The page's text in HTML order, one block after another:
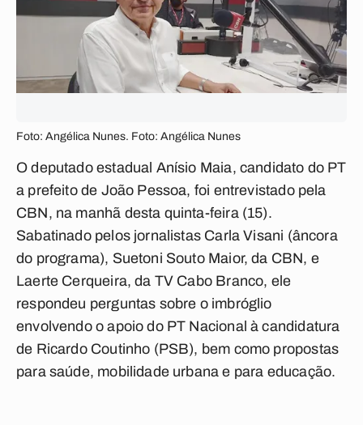
Foto: Angélica Nunes. Foto: Angélica Nunes
O deputado estadual Anísio Maia, candidato do PT
a prefeito de João Pessoa, foi entrevistado pela
CBN, na manhã desta quinta-feira (15).
Sabatinado pelos jornalistas Carla Visani (âncora
do programa), Suetoni Souto Maior, da CBN, e
Laerte Cerqueira, da TV Cabo Branco, ele
respondeu perguntas sobre o imbróglio
envolvendo o apoio do PT Nacional à candidatura
de Ricardo Coutinho (PSB), bem como propostas
para saúde, mobilidade urbana e para educação.